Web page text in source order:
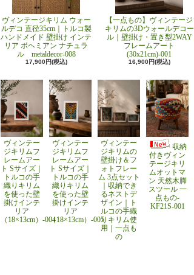
ヴィンテージキリム ウォー
ルデコ 直径35cm｜トルコ製
ハンドメイド 壁掛け インテ
リア ボヘミアン ナチュラ
ル metaldecor-008
17,900円(税込)
【一点もの】ヴィンテージ
キリムの3Dウォールデコー
ル｜壁掛け・置き型2WAY
フレームアート
(30x21cm)-001
16,900円(税込)
ヴィンテー
ジキリムフ
レームアー
ト Sサイズ｜
トルコの手
織りキリム
を使った壁
掛けインテ
リア
（18×13cm）-004
ヴィンテー
ジキリムフ
レームアー
ト Sサイズ｜
トルコの手
織りキリム
を使った壁
掛けインテ
リア
（18×13cm）-005
ヴィンテー
ジキリムの
壁掛け＆フ
ォトフレー
ム 3点セット
｜収納でき
るネストデ
ザイン｜ト
ルコの手織
りキリム使
用｜一点も
の
収納
付きヴィン
テージキリ
ムオットマ
ン 天然木脚
スツール 一
点もの-
KF21S-001